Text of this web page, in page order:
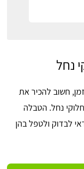
נחל
חשוב להכיר את
נחל. הטבלה
לבדוק ולטפל בהן